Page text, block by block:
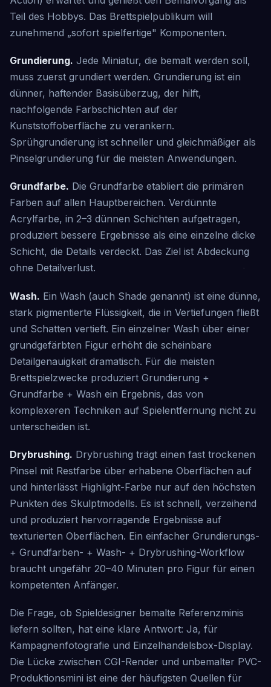
Teil des Hobbys. Das Brettspielpublikum will
zunehmend „sofort spielfertige" Komponenten.
Grundierung. Jede Miniatur, die bemalt werden soll,
muss zuerst grundiert werden. Grundierung ist ein
dünner, haftender Basisüberzug, der hilft,
nachfolgende Farbschichten auf der
Kunststoffoberfläche zu verankern.
Sprühgrundierung ist schneller und gleichmäßiger als
Pinselgrundierung für die meisten Anwendungen.
Grundfarbe. Die Grundfarbe etabliert die primären
Farben auf allen Hauptbereichen. Verdünnte
Acrylfarbe, in 2–3 dünnen Schichten aufgetragen,
produziert bessere Ergebnisse als eine einzelne dicke
Schicht, die Details verdeckt. Das Ziel ist Abdeckung
ohne Detailverlust.
Wash. Ein Wash (auch Shade genannt) ist eine dünne,
stark pigmentierte Flüssigkeit, die in Vertiefungen fließt
und Schatten vertieft. Ein einzelner Wash über einer
grundgefärbten Figur erhöht die scheinbare
Detailgenauigkeit dramatisch. Für die meisten
Brettspielzwecke produziert Grundierung +
Grundfarbe + Wash ein Ergebnis, das von
komplexeren Techniken auf Spielentfernung nicht zu
unterscheiden ist.
Drybrushing. Drybrushing trägt einen fast trockenen
Pinsel mit Restfarbe über erhabene Oberflächen auf
und hinterlässt Highlight-Farbe nur auf den höchsten
Punkten des Skulptmodells. Es ist schnell, verzeihend
und produziert hervorragende Ergebnisse auf
texturierten Oberflächen. Ein einfacher Grundierungs-
+ Grundfarben- + Wash- + Drybrushing-Workflow
braucht ungefähr 20–40 Minuten pro Figur für einen
kompetenten Anfänger.
Die Frage, ob Spieldesigner bemalte Referenzminis
liefern sollten, hat eine klare Antwort: Ja, für
Kampagnenfotografie und Einzelhandelsbox-Display.
Die Lücke zwischen CGI-Render und unbemalter PVC-
Produktionsmini ist eine der häufigsten Quellen für